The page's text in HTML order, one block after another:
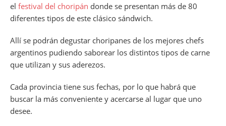
el festival del choripán donde se presentan más de 80
diferentes tipos de este clásico sándwich.
Allí se podrán degustar choripanes de los mejores chefs
argentinos pudiendo saborear los distintos tipos de carne
que utilizan y sus aderezos.
Cada provincia tiene sus fechas, por lo que habrá que
buscar la más conveniente y acercarse al lugar que uno
desee.